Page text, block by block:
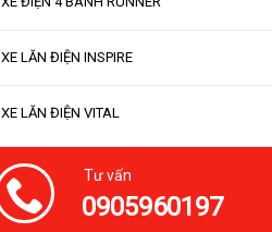
XE LĂN ĐIỆN INSPIRE
XE LĂN ĐIỆN VITAL
Tư vấn
0905960197